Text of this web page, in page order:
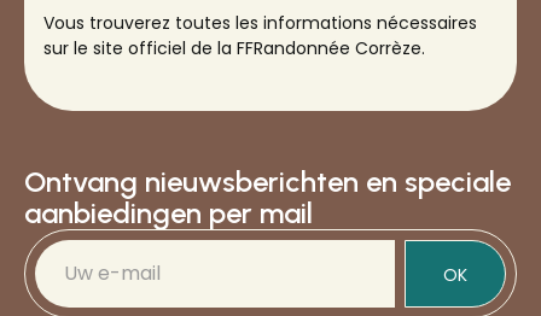
Vous trouverez toutes les informations nécessaires
sur le site officiel de la FFRandonnée Corrèze.
Ontvang nieuwsberichten en speciale
aanbiedingen per mail
OK